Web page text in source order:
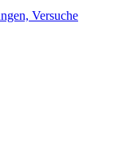
Versuche